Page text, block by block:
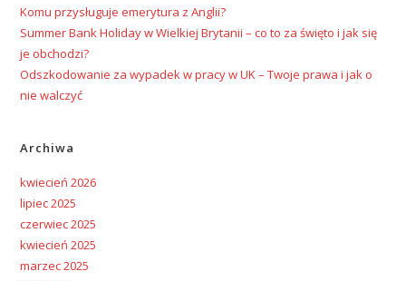
Komu przysługuje emerytura z Anglii?
Summer Bank Holiday w Wielkiej Brytanii – co to za święto i jak się
je obchodzi?
Odszkodowanie za wypadek w pracy w UK – Twoje prawa i jak o
nie walczyć
Archiwa
kwiecień 2026
lipiec 2025
czerwiec 2025
kwiecień 2025
marzec 2025